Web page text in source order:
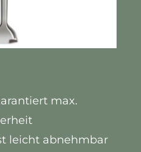
max.
leicht abnehmbar